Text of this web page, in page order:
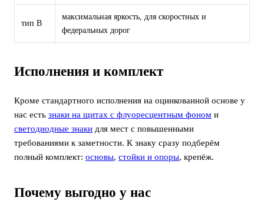
тип В
максимальная яркость, для скоростных и
федеральных дорог
Исполнения и комплект
Кроме стандартного исполнения на оцинкованной основе у
нас есть знаки на щитах с флуоресцентным фоном и
светодиодные знаки для мест с повышенными
требованиями к заметности. К знаку сразу подберём
полный комплект: основы, стойки и опоры, крепёж.
Почему выгодно у нас